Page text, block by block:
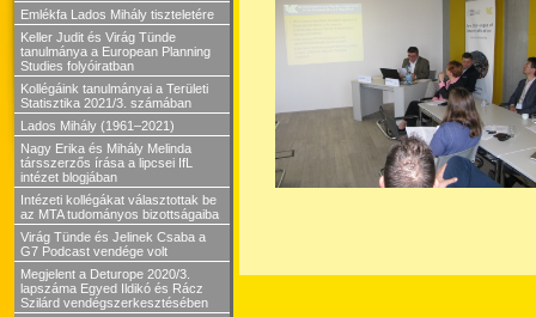
Emlékfa Lados Mihály tiszteletére
Keller Judit és Virág Tünde
tanulmánya a European Planning
Studies folyóiratban
Kollégáink tanulmányai a Területi
Statisztika 2021/3. számában
Lados Mihály (1961–2021)
Nagy Erika és Mihály Melinda
társszerzős írása a lipcsei IfL
intézet blogjában
Intézeti kollégákat választottak be
az MTA tudományos bizottságaiba
Virág Tünde és Jelinek Csaba a
G7 Podcast vendége volt
Megjelent a Deturope 2020/3.
lapszáma Egyed Ildikó és Rácz
Szilárd vendégszerkesztésében